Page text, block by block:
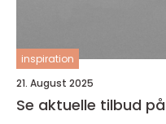
inspiration
21. August 2025
Se aktuelle tilbud